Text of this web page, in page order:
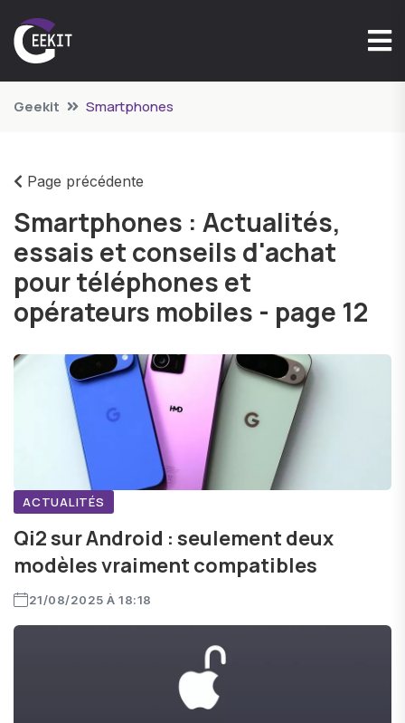
Geekit Smartphones
Page précédente
Smartphones : Actualités,
essais et conseils d'achat
pour téléphones et
opérateurs mobiles - page 12
ACTUALITÉS
Qi2 sur Android : seulement deux
modèles vraiment compatibles
21/08/2025 À 18:18